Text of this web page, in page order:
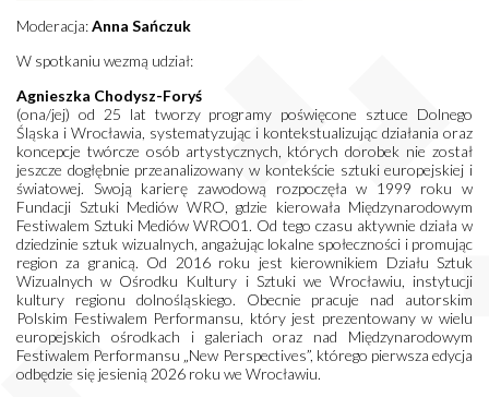
Moderacja:Anna Sańczuk
W spotkaniu wezmą udział:
Agnieszka Chodysz-Foryś
(ona/jej) od 25 lat tworzy programy poświęcone sztuce Dolnego
Śląska i Wrocławia, systematyzując i kontekstualizując działania oraz
koncepcje twórcze osób artystycznych, których dorobek nie został
jeszcze dogłębnie przeanalizowany w kontekście sztuki europejskiej i
światowej. Swoją karierę zawodową rozpoczęła w 1999 roku w
Fundacji Sztuki Mediów WRO, gdzie kierowała Międzynarodowym
Festiwalem Sztuki Mediów WRO01. Od tego czasu aktywnie działa w
dziedzinie sztuk wizualnych, angażując lokalne społeczności i promując
region za granicą. Od 2016 roku jest kierownikiem Działu Sztuk
Wizualnych w Ośrodku Kultury i Sztuki we Wrocławiu, instytucji
kultury regionu dolnośląskiego. Obecnie pracuje nad autorskim
Polskim Festiwalem Performansu, który jest prezentowany w wielu
europejskich ośrodkach i galeriach oraz nad Międzynarodowym
Festiwalem Performansu „New Perspectives”, którego pierwsza edycja
odbędzie się jesienią 2026 roku we Wrocławiu.